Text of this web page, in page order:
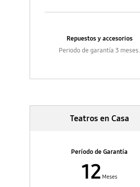
Repuestos y accesorios
Periodo de garantía 3 meses.
Teatros en Casa
Período de Garantía
12 Meses